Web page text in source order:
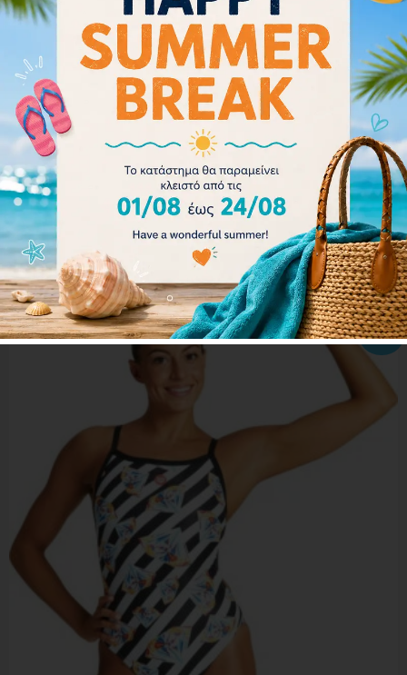
Arena Women Bikini Bottom Brief Rulebreaker Free
001112-900
Διαβάστε περισσότερα
- 20%